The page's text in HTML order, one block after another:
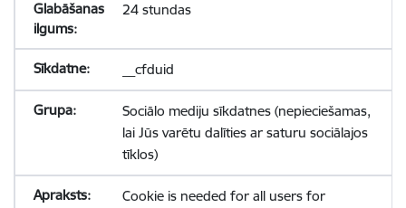
24 stundas
__cfduid
Sociālo mediju sīkdatnes (nepieciešamas,
lai Jūs varētu dalīties ar saturu sociālajos
tīklos)
Cookie is needed for all users for